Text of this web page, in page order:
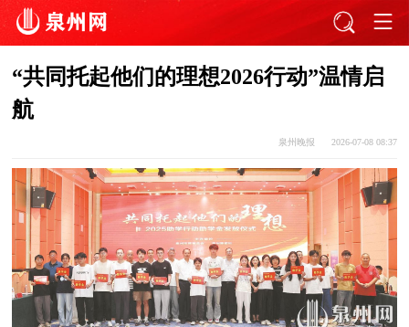
“共同托起他们的理想2026行动”温情启
航
泉州晚报 2026-07-08 08:37